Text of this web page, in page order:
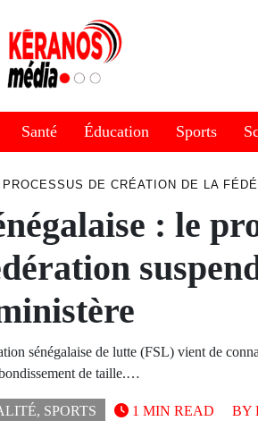
Santé Éducation Sports
DE CRÉATION DE LA
: le
sénégalaise de lutte (FSL) vient de
de taille.…
, SPORTS BY
1 MIN READ